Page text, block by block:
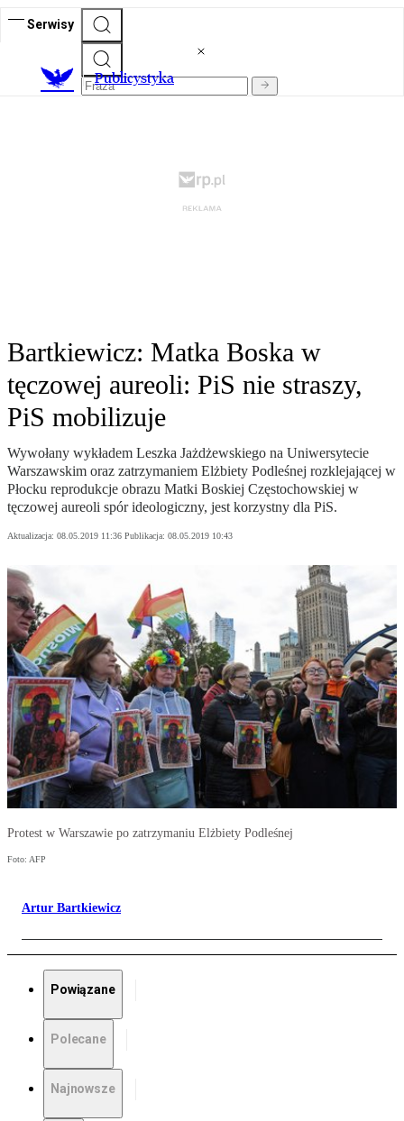
Serwisy
Publicystyka
Bartkiewicz: Matka Boska w
tęczowej aureoli: PiS nie straszy,
PiS mobilizuje
Wywołany wykładem Leszka Jażdżewskiego na Uniwersytecie
Warszawskim oraz zatrzymaniem Elżbiety Podleśnej rozklejającej w
Płocku reprodukcje obrazu Matki Boskiej Częstochowskiej w
tęczowej aureoli spór ideologiczny, jest korzystny dla PiS.
Aktualizacja: 08.05.2019 11:36 Publikacja: 08.05.2019 10:43
Protest w Warszawie po zatrzymaniu Elżbiety Podleśnej
Foto: AFP
Artur Bartkiewicz
Powiązane
Polecane
Najnowsze